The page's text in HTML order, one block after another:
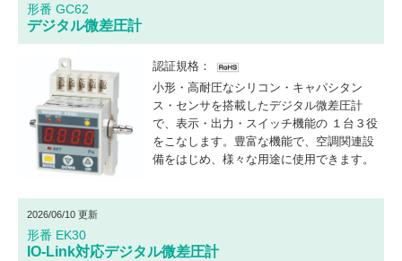
形番 GC62
デジタル微差圧計
認証規格：
小形・高耐圧なシリコン・キャパシタン
ス・センサを搭載したデジタル微差圧計
で、表示・出力・スイッチ機能の １台３役
をこなします。豊富な機能で、空調関連設
備をはじめ、様々な用途に使用できます。
2026/06/10 更新
形番 EK30
IO-Link対応デジタル微差圧計